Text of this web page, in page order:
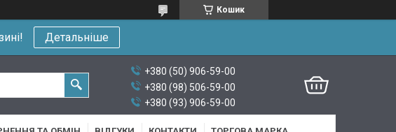
Кошик
Детальніше
+380 (50) 906-59-00
+380 (98) 506-59-00
+380 (93) 906-59-00